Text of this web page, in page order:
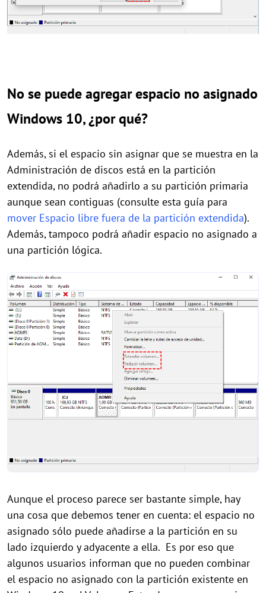
No se puede agregar espacio no asignado
Windows 10, ¿por qué?
Además, si el espacio sin asignar que se muestra en la
Administración de discos está en la partición
extendida, no podrá añadirlo a su partición primaria
aunque sean contiguas (consulte esta guía para
mover Espacio libre fuera de la partición extendida).
Además, tampoco podrá añadir espacio no asignado a
una partición lógica.
Aunque el proceso parece ser bastante simple, hay
una cosa que debemos tener en cuenta: el espacio no
asignado sólo puede añadirse a la partición en su
lado izquierdo y adyacente a ella. Es por eso que
algunos usuarios informan que no pueden combinar
el espacio no asignado con la partición existente en